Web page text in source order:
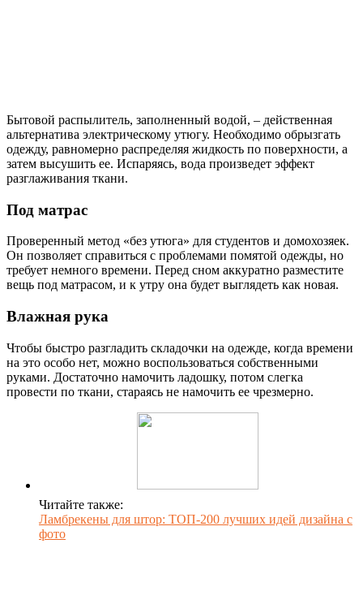
Бытовой распылитель, заполненный водой, – действенная
альтернатива электрическому утюгу. Необходимо обрызгать
одежду, равномерно распределяя жидкость по поверхности, а
затем высушить ее. Испаряясь, вода произведет эффект
разглаживания ткани.
Под матрас
Проверенный метод «без утюга» для студентов и домохозяек.
Он позволяет справиться с проблемами помятой одежды, но
требует немного времени. Перед сном аккуратно разместите
вещь под матрасом, и к утру она будет выглядеть как новая.
Влажная рука
Чтобы быстро разгладить складочки на одежде, когда времени
на это особо нет, можно воспользоваться собственными
руками. Достаточно намочить ладошку, потом слегка
провести по ткани, стараясь не намочить ее чрезмерно.
Читайте также:
Ламбрекены для штор: ТОП-200 лучших идей дизайна с
фото